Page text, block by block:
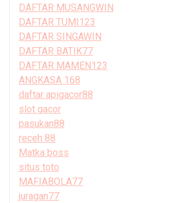
DAFTAR MUSANGWIN
DAFTAR TUMI123
DAFTAR SINGAWIN
DAFTAR BATIK77
DAFTAR MAMEN123
ANGKASA 168
daftar apigacor88
slot gacor
pasukan88
receh 88
Matka boss
situs toto
MAFIABOLA77
juragan77